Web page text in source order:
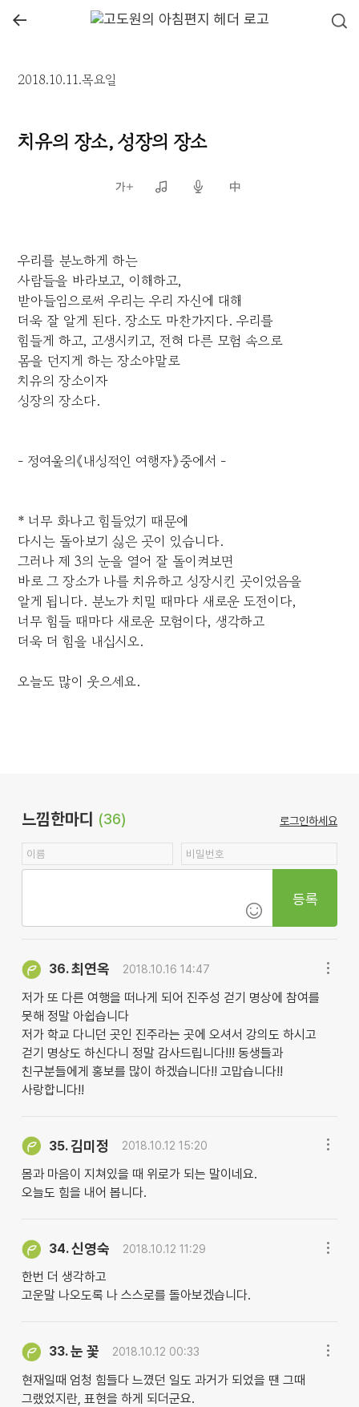
←
2018.10.11.목요일
치유의 장소, 성장의 장소
우리를 분노하게 하는
사람들을 바라보고, 이해하고,
받아들임으로써 우리는 우리 자신에 대해
더욱 잘 알게 된다. 장소도 마찬가지다. 우리를
힘들게 하고, 고생시키고, 전혀 다른 모험 속으로
몸을 던지게 하는 장소야말로
치유의 장소이자
성장의 장소다.
- 정여울의《내성적인 여행자》중에서 -
* 너무 화나고 힘들었기 때문에
다시는 돌아보기 싫은 곳이 있습니다.
그러나 제 3의 눈을 열어 잘 돌이켜보면
바로 그 장소가 나를 치유하고 성장시킨 곳이었음을
알게 됩니다. 분노가 치밀 때마다 새로운 도전이다,
너무 힘들 때마다 새로운 모험이다, 생각하고
더욱 더 힘을 내십시오.
오늘도 많이 웃으세요.
느낌한마디 (36) 로그인하세요
등록
36.최연옥 2018.10.16 14:47
저가 또 다른 여행을 떠나게 되어 진주성 걷기 명상에 참여를
못해 정말 아쉽습니다
저가 학교 다니던 곳인 진주라는 곳에 오셔서 강의도 하시고
걷기 명상도 하신다니 정말 감사드립니다!!! 동생들과
친구분들에게 홍보를 많이 하겠습니다!! 고맙습니다!!
사랑합니다!!
35.김미정 2018.10.12 15:20
몸과 마음이 지쳐있을 때 위로가 되는 말이네요.
오늘도 힘을 내어 봅니다.
34.신영숙 2018.10.12 11:29
한번 더 생각하고
고운말 나오도록 나 스스로를 돌아보겠습니다.
33.눈 꽃 2018.10.12 00:33
현재일때 엄청 힘들다 느꼈던 일도 과거가 되었을 땐 그때
그랬었지란, 표현을 하게 되더군요.